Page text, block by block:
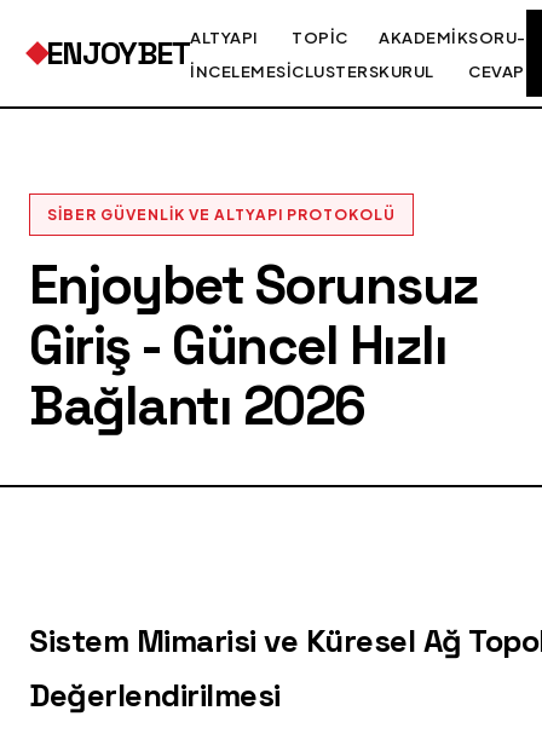
ENJOYBETALTYAPI
İNCELEMESI
TOPIC
CLUSTERS
AKADEMIK
KURUL
SORU-
CEVAP
SIBER GÜVENLIK VE ALTYAPI PROTOKOLÜ
Enjoybet Sorunsuz
Giriş - Güncel Hızlı
Bağlantı 2026
Sistem Mimarisi ve Küresel Ağ
Değerlendirilmesi